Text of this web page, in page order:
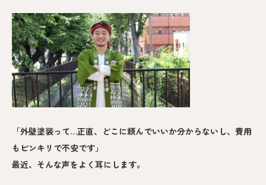
「外壁塗装って…正直、どこに頼んでいいか分からないし、費用
もピンキリで不安です」
最近、そんな声をよく耳にします。